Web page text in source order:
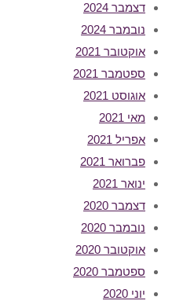
דצמבר 2024
נובמבר 2024
אוקטובר 2021
ספטמבר 2021
אוגוסט 2021
מאי 2021
אפריל 2021
פברואר 2021
ינואר 2021
דצמבר 2020
נובמבר 2020
אוקטובר 2020
ספטמבר 2020
יוני 2020